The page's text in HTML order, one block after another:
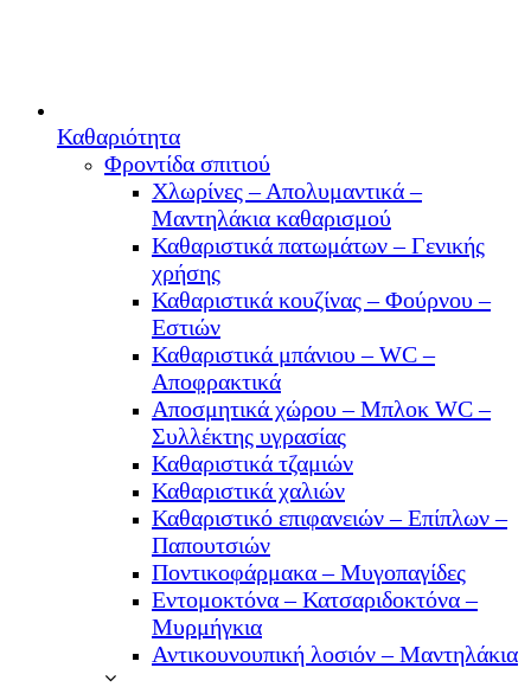
Καθαριότητα
Φροντίδα σπιτιού
Χλωρίνες – Απολυμαντικά –
Μαντηλάκια καθαρισμού
Καθαριστικά πατωμάτων – Γενικής
χρήσης
Καθαριστικά κουζίνας – Φούρνου –
Εστιών
Καθαριστικά μπάνιου – WC –
Αποφρακτικά
Αποσμητικά χώρου – Μπλοκ WC –
Συλλέκτης υγρασίας
Καθαριστικά τζαμιών
Καθαριστικά χαλιών
Καθαριστικό επιφανειών – Επίπλων –
Παπουτσιών
Ποντικοφάρμακα – Μυγοπαγίδες
Εντομοκτόνα – Κατσαριδοκτόνα –
Μυρμήγκια
Αντικουνουπική λοσιόν – Μαντηλάκια